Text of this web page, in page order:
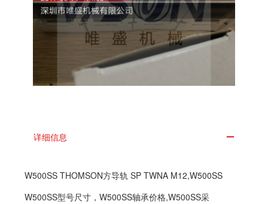
详细信息
W500SS THOMSON方导轨 SP TWNA M12,W500SS
W500SS型号尺寸，W500SS轴承价格,W500SS采